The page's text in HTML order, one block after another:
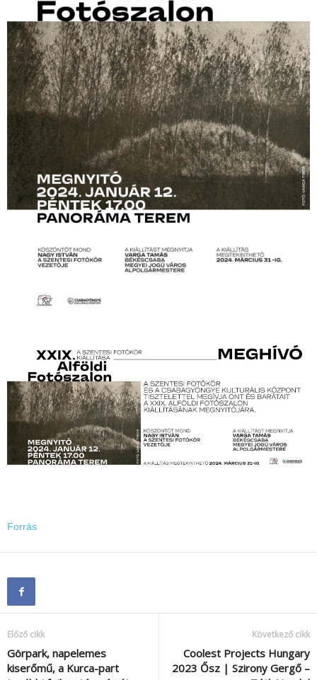
Forrás
Előző cikk
Görpark, napelemes
kiserőmű, a Kurca-part
Következő cikk
Coolest Projects Hungary
2023 Ősz | Szirony Gergő –